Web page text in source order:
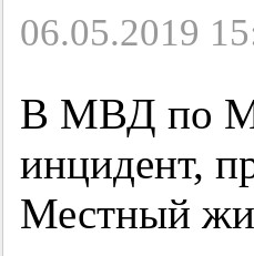
06.05.2019
В МВД по
инцидент,
Местный